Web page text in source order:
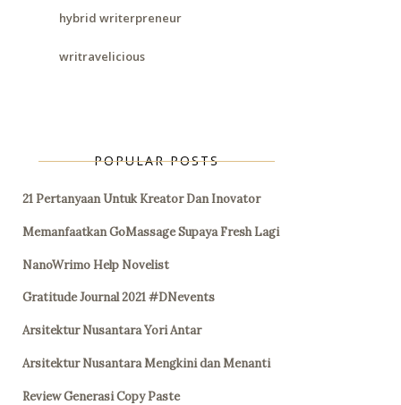
hybrid writerpreneur
writravelicious
POPULAR POSTS
21 Pertanyaan Untuk Kreator Dan Inovator
Memanfaatkan GoMassage Supaya Fresh Lagi
NanoWrimo Help Novelist
Gratitude Journal 2021 #DNevents
Arsitektur Nusantara Yori Antar
Arsitektur Nusantara Mengkini dan Menanti
Review Generasi Copy Paste